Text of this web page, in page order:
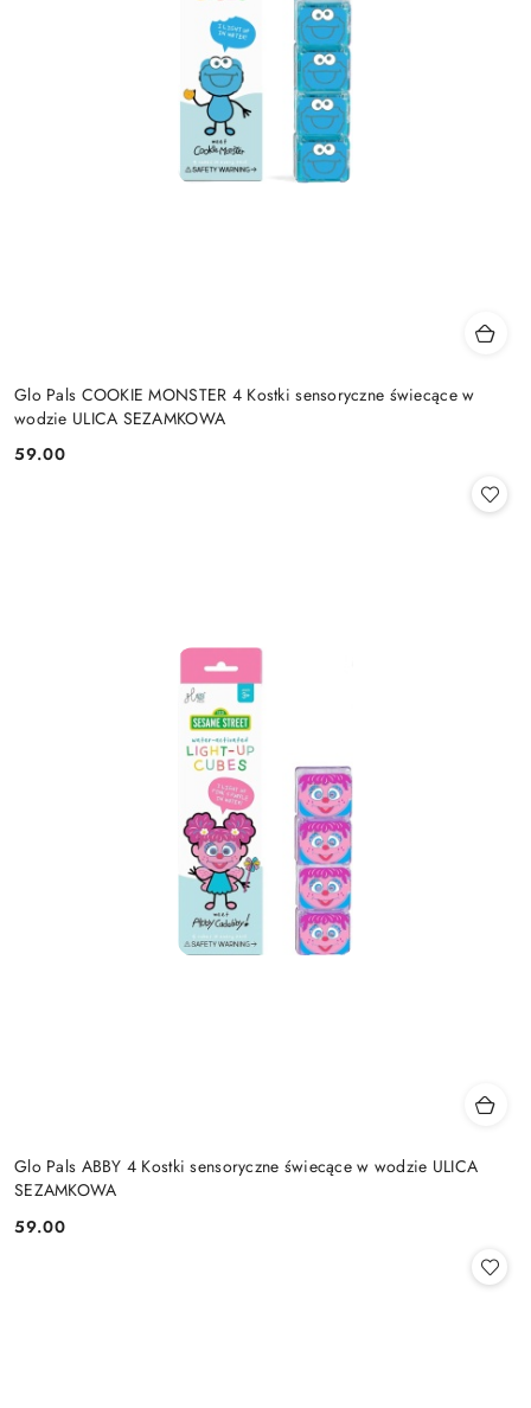
Glo Pals COOKIE MONSTER 4 Kostki sensoryczne świecące w
wodzie ULICA SEZAMKOWA
Cena:
59.00
Glo Pals ABBY 4 Kostki sensoryczne świecące w wodzie ULICA
SEZAMKOWA
Cena:
59.00